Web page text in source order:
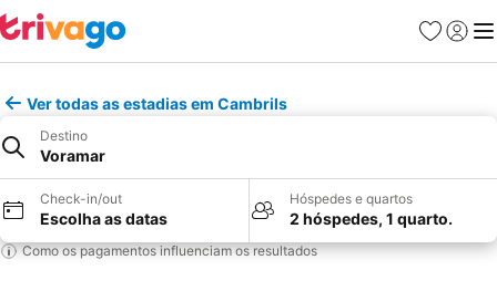
Favoritos
Iniciar
Ver todas as estadias em Cambrils
Destino
Voramar
Check-in/out
Escolha as datas
Hóspedes e quartos
2 hóspedes, 1 quarto.
Como os pagamentos influenciam os resultados